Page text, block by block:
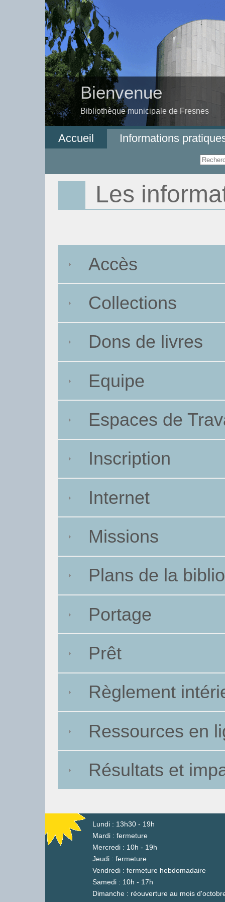
Bienvenue
Bibliothèque municipale de Fresnes
Accueil Informations
Les
Accès
Collections
Dons de livres
Equipe
Espaces de
Inscription
Internet
Missions
Plans de la
Portage
Prêt
Règlement
Ressources en
Résultats et
Lundi : 13h30 - 19h
Mardi : fermeture
Mercredi : 10h - 19h
Jeudi : fermeture
Vendredi : fermeture hebdomadaire
Samedi : 10h - 17h
Dimanche : réouverture au mois